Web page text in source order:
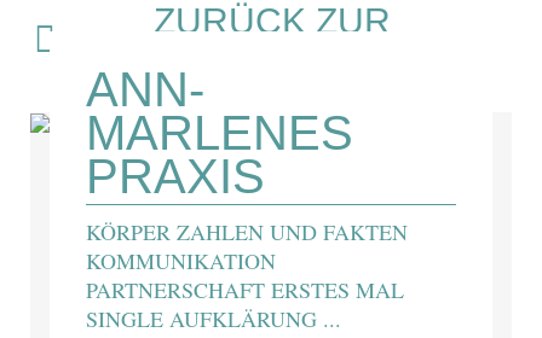
ZURÜCK ZUR
ANN-
MARLENES
PRAXIS
KÖRPER ZAHLEN UND FAKTEN
KOMMUNIKATION
PARTNERSCHAFT ERSTES MAL
SINGLE AUFKLÄRUNG ...